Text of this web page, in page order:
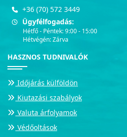
+36 (70) 572 3449
Ügyfélfogadás:
Hétfő - Péntek: 9:00 - 15:00
Hétvégén: Zárva
HASZNOS TUDNIVALÓK
Időjárás külföldön
Kiutazási szabályok
Valuta árfolyamok
Védőoltások